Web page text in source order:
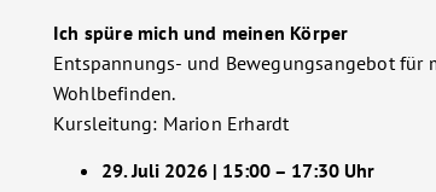
Ich spüre mich und meinen Körper
Entspannungs- und Bewegungsangebot für
Wohlbefinden.
Kursleitung: Marion Erhardt
29. Juli 2026 | 15:00 – 17:30 Uhr